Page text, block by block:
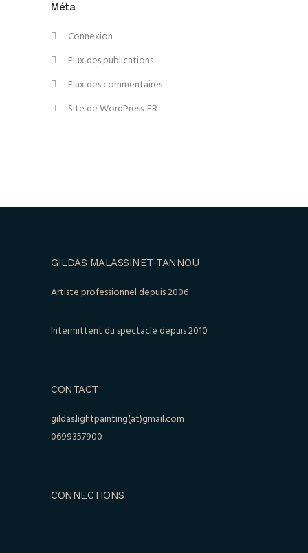
Méta
Connexion
Flux des publications
Flux des commentaires
Site de WordPress-FR
GILDAS MALASSINET-TANNOU
Artiste professionnel depuis 2006
Intermittent du spectacle depuis 2010
CONTACT
gildas.lightpainting(at)gmail.com
0699357900
CONNECTIONS